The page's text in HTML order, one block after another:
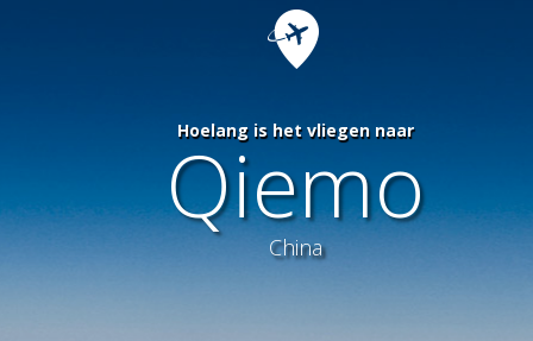
Hoelang is het vliegen naar
Qiemo
China